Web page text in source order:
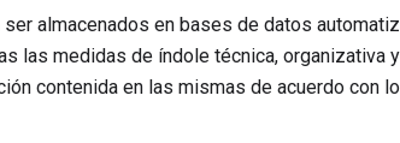
almacenados en bases de datos
las medidas de índole técnica, organizativa
contenida en las mismas de acuerdo con